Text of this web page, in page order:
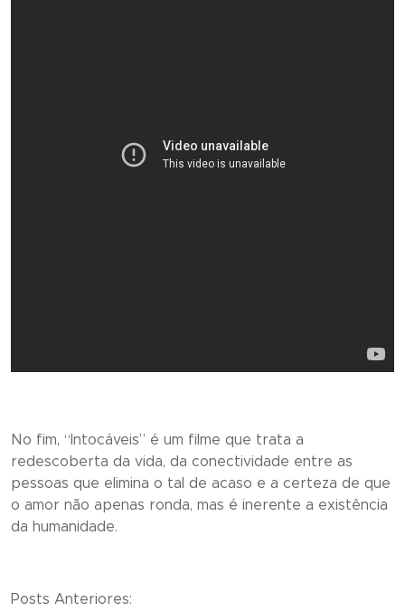
No fim, “ Intocáveis” é um filme que trata a
redescoberta da vida, da conectividade entre as
pessoas que elimina o tal de acaso e a certeza de que
o amor não apenas ronda, mas é inerente a existência
da humanidade.
Posts Anteriores: